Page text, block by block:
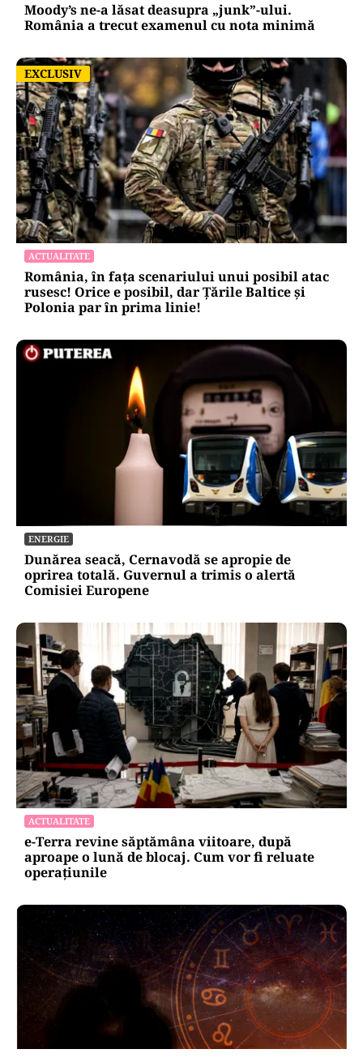
Moody’s ne-a lăsat deasupra „junk”-ului.
România a trecut examenul cu nota minimă
EXCLUSIV
EXCLUSIV
ACTUALITATE
România, în fața scenariului unui posibil atac
rusesc! Orice e posibil, dar Țările Baltice și
Polonia par în prima linie!
ENERGIE
Dunărea seacă, Cernavodă se apropie de
oprirea totală. Guvernul a trimis o alertă
Comisiei Europene
ACTUALITATE
e-Terra revine săptămâna viitoare, după
aproape o lună de blocaj. Cum vor fi reluate
operațiunile